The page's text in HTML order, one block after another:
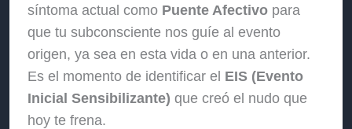
síntoma actual como Puente Afectivo para
que tu subconsciente nos guíe al evento
origen, ya sea en esta vida o en una anterior.
Es el momento de identificar el EIS (Evento
Inicial Sensibilizante) que creó el nudo que
hoy te frena.